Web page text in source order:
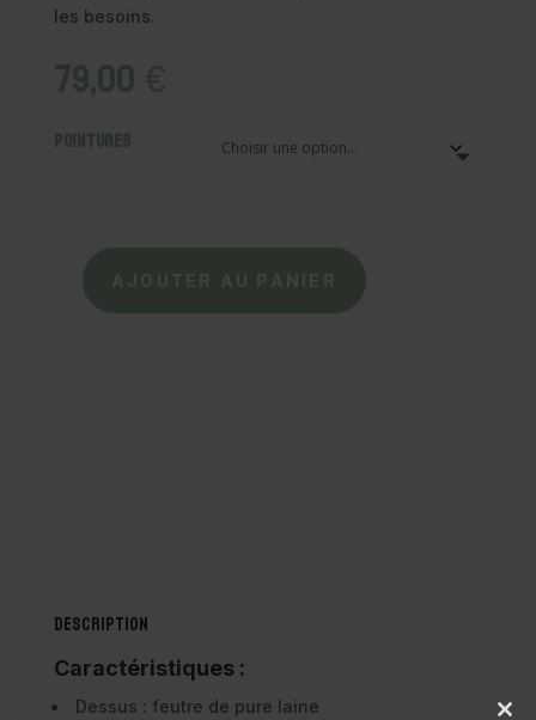
les besoins.
79,00€
Pointures
quantitéAJOUTER AU PANIER
Description
Caractéristiques :
Dessus : feutre de pure laine